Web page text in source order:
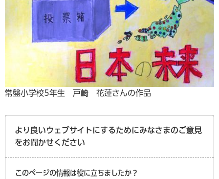
常盤小学校5年生 戸崎 花蓮さんの作品
より良いウェブサイトにするためにみなさまのご意見
をお聞かせください
このページの情報は役に立ちましたか？